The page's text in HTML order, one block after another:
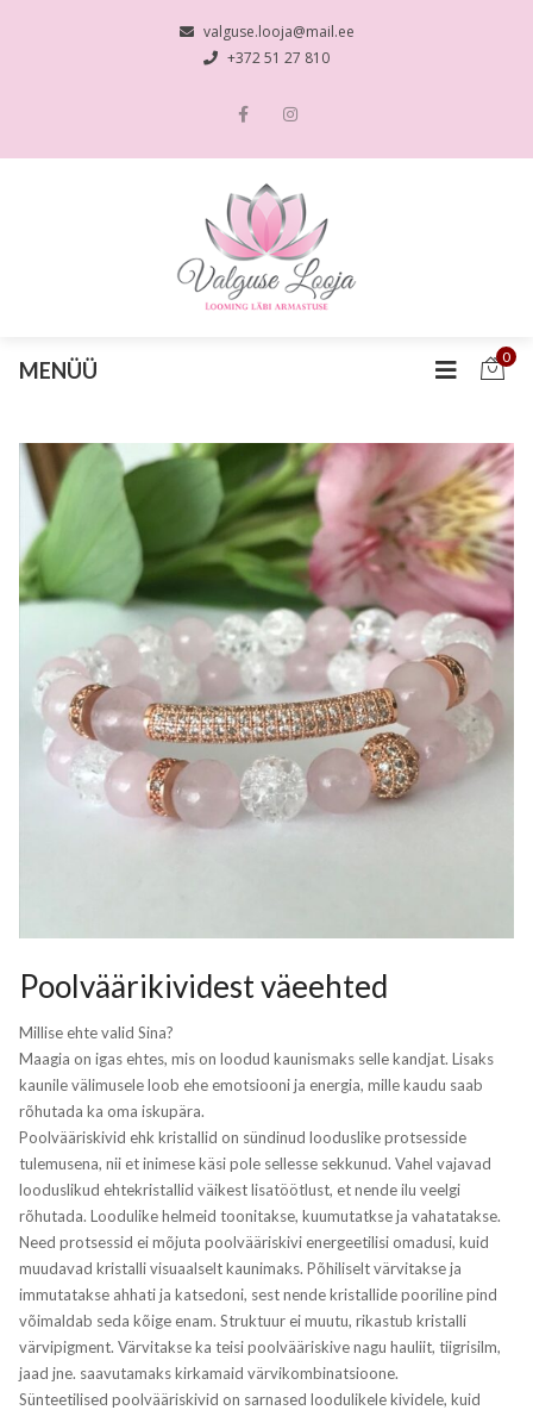
valguse.looja@mail.ee
+372 51 27 810
MENÜÜ
0
Poolväärikividest väeehted
Millise ehte valid Sina?
Maagia on igas ehtes, mis on loodud kaunismaks selle kandjat. Lisaks
kaunile välimusele loob ehe emotsiooni ja energia, mille kaudu saab
rõhutada ka oma iskupära.
Poolvääriskivid ehk kristallid on sündinud looduslike protsesside
tulemusena, nii et inimese käsi pole sellesse sekkunud. Vahel vajavad
looduslikud ehtekristallid väikest lisatöötlust, et nende ilu veelgi
rõhutada. Loodulike helmeid toonitakse, kuumutatkse ja vahatatakse.
Need protsessid ei mõjuta poolvääriskivi energeetilisi omadusi, kuid
muudavad kristalli visuaalselt kaunimaks. Põhiliselt värvitakse ja
immutatakse ahhati ja katsedoni, sest nende kristallide pooriline pind
võimaldab seda kõige enam. Struktuur ei muutu, rikastub kristalli
värvipigment. Värvitakse ka teisi poolvääriskive nagu hauliit, tiigrisilm,
jaad jne. saavutamaks kirkamaid värvikombinatsioone.
Sünteetilised poolvääriskivid on sarnased loodulikele kividele, kuid